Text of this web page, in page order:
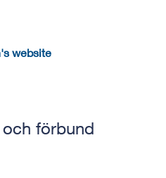
website
förbund